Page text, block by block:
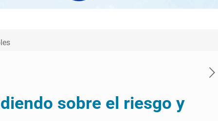
sobre el riesgo y